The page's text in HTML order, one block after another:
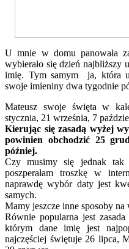
U mnie w domu panowała
wybierało się dzień najbliższy
imię. Tym samym ja, która
swoje imieniny dwa tygodnie
Mateusz swoje święta w
stycznia, 21 września, 7
Kierując się zasadą wyżej
powinien obchodzić 25
później.
Czy musimy się jednak tak
poszperałam troszkę w
naprawdę wybór daty jest
samych.
Mamy jeszcze inne sposoby
Równie popularna jest
którym dane imię jest
najczęściej świętuje 26 lipca,